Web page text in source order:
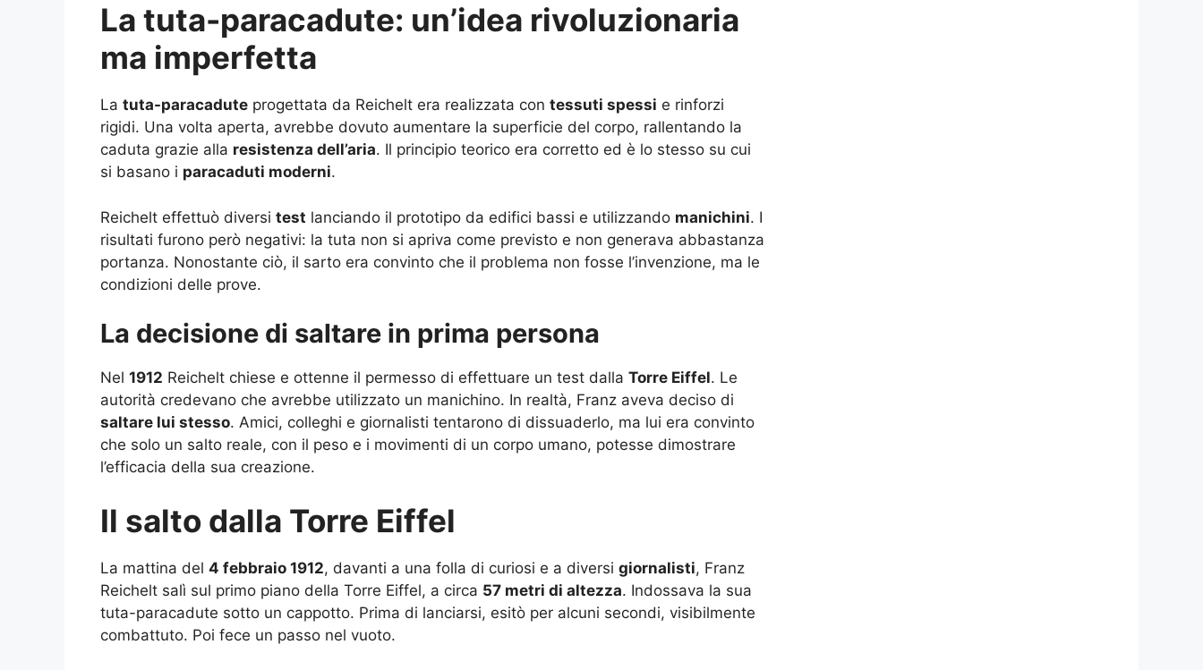
La tuta-paracadute: un’idea rivoluzionaria
ma imperfetta
La tuta-paracadute progettata da Reichelt era realizzata con tessuti spessi e rinforzi
rigidi. Una volta aperta, avrebbe dovuto aumentare la superficie del corpo, rallentando la
caduta grazie alla resistenza dell’aria. Il principio teorico era corretto ed è lo stesso su cui
si basano i paracaduti moderni.
Reichelt effettuò diversi test lanciando il prototipo da edifici bassi e utilizzando manichini. I
risultati furono però negativi: la tuta non si apriva come previsto e non generava abbastanza
portanza. Nonostante ciò, il sarto era convinto che il problema non fosse l’invenzione, ma le
condizioni delle prove.
La decisione di saltare in prima persona
Nel 1912 Reichelt chiese e ottenne il permesso di effettuare un test dalla Torre Eiffel. Le
autorità credevano che avrebbe utilizzato un manichino. In realtà, Franz aveva deciso di
saltare lui stesso. Amici, colleghi e giornalisti tentarono di dissuaderlo, ma lui era convinto
che solo un salto reale, con il peso e i movimenti di un corpo umano, potesse dimostrare
l’efficacia della sua creazione.
Il salto dalla Torre Eiffel
La mattina del 4 febbraio 1912, davanti a una folla di curiosi e a diversi giornalisti, Franz
Reichelt salì sul primo piano della Torre Eiffel, a circa 57 metri di altezza. Indossava la sua
tuta-paracadute sotto un cappotto. Prima di lanciarsi, esitò per alcuni secondi, visibilmente
combattuto. Poi fece un passo nel vuoto.